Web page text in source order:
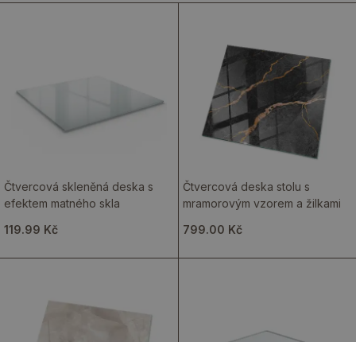
Čtvercová skleněná deska s
efektem matného skla
119.99 Kč
Čtvercová deska stolu s
mramorovým vzorem a žilkami
799.00 Kč